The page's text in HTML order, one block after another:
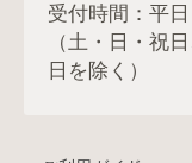
受付時間：平
（土・日・祝
日を除く）